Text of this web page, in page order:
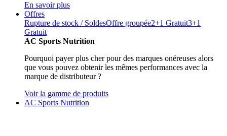
En savoir plus
Offres
Rupture de stock / SoldesOffre groupée2+1 Gratuit3+1
Gratuit
AC Sports Nutrition
Pourquoi payer plus cher pour des marques onéreuses alors
que vous pouvez obtenir les mêmes performances avec la
marque de distributeur ?
Voir la gamme de produits
AC Sports Nutrition